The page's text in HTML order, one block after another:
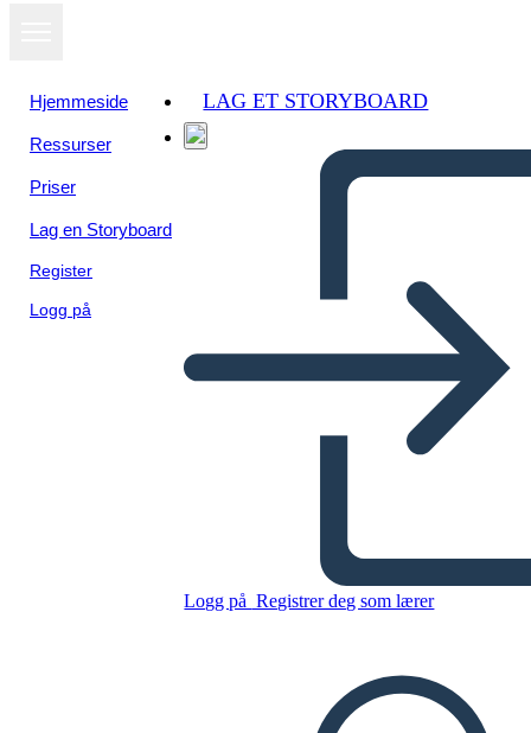
Hjemmeside
Ressurser
Priser
Lag en Storyboard
Register
Logg på
LAG ET STORYBOARD
Logg på Registrer deg som lærer
SPILLE AV LYSBILDEFREMVISNING